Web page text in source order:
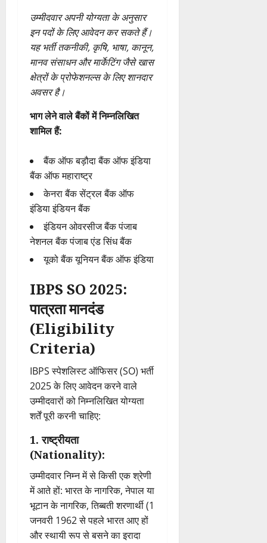
उम्मीदवार अपनी योग्यता के अनुसार
इन पदों के लिए आवेदन कर सकते हैं।
यह भर्ती तकनीकी, कृषि, भाषा, कानून,
मानव संसाधन और मार्केटिंग जैसे खास
क्षेत्रों के प्रोफेशनल्स के लिए शानदार
अवसर है।
भाग लेने वाले बैंकों में निम्नलिखित
शामिल हैं:
बैंक ऑफ बड़ौदा बैंक ऑफ इंडिया
बैंक ऑफ महाराष्ट्र
केनरा बैंक सेंट्रल बैंक ऑफ
इंडिया इंडियन बैंक
इंडियन ओवरसीज बैंक पंजाब
नेशनल बैंक पंजाब एंड सिंध बैंक
यूको बैंक यूनियन बैंक ऑफ इंडिया
IBPS SO 2025:
पात्रता मानदंड
(Eligibility
Criteria)
IBPS स्पेशलिस्ट ऑफिसर (SO) भर्ती
2025 के लिए आवेदन करने वाले
उम्मीदवारों को निम्नलिखित योग्यता
शर्तें पूरी करनी चाहिए:
1. राष्ट्रीयता
(Nationality):
उम्मीदवार निम्न में से किसी एक श्रेणी
में आते हों: भारत के नागरिक, नेपाल या
भूटान के नागरिक, तिब्बती शरणार्थी (1
जनवरी 1962 से पहले भारत आए हों
और स्थायी रूप से बसने का इरादा